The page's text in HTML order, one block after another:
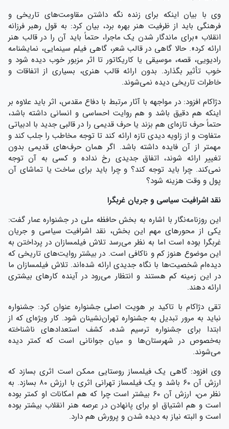
وی با بیان اینکه برای زنده نگه داشتن مقاومت‌های تاریخی و
فرهنگی باید از ظرفیت هنر بهره برد، بیان کرد: به قول رهبر فرزانه
انقلاب «برای ماندگار شدن یک ماجرا، حتماً باید آن را در قالب هنر
ارائه کرد». حالا گاهی در قالب شعر، گاهی فیلم سینمایی، نمایشنامه
رادیویی، قصه، موسیقی یا کاریکاتور تا اثر مزبور خوب دیده شود و
خوب تأثیر بگذارد. بدون ارائه قالب هنری، بسیاری از اتفاقات و
خاطرات تاریخی دیده نمی‌شوند.
دژاکام افزود: در مواجهه با آثار مرتبط با دفاع مقدس، اثر باید علاوه بر
اینکه هم دقیق باشد و هم روایت احساسی و انسانی داشته باشد،
حتماً حرف تازه‌ای هم بزند یا حرف قدیمی را در قالبی جدید با ادبیاتی
متفاوت و از زاویه دیدی تازه ارائه کند تا توجه مخاطب را جلب کند و
مهمتر از آن فایده داشته باشد. اگر همان حرف‌های قدیمی بدون
تغییر ارائه شوند، اتفاق جدیدی رخ نداده و کسی به آن توجه
نمی‌کند. چرا باید توجه کند؟ و چرا باید برای ساخت یا تماشای آن
پول و وقت هزینه شود؟
نقد اشرافیت سیاسی و جریان غربگرا
این روزنامه‌نگار با اشاره به بخش حافظه ملی در جشنواره عمار گفت:
یکی از محورهای مهم این بخش، نقد اشرافیت سیاسی و جریان
غربگرا بوده است اما به نظر می‌رسد تلاش فیلمسازان در پرداختن به
این موضوع هنوز کم و ناکافی است. در بیشتر روایت‌های تاریخی که
دیده‌ام شخصیت‌ها با نگاه جدیدی ارائه شده‌اند. تلاش فیلمسازان ما
در این زمینه کم هستند و انتظار می‌رود در آینده کارهای بیشتری
ارائه دهند.
تقی دژاکام با تاکید بر هویت اصلی جشنواره عنوان کرد: جشنواره
نباید به مرور تبدیل به جشنواره تهران‌نشینان شود. کار ویژه‌ای که از
ابتدا برای جشنواره ترسیم شده، کشف استعدادهای ناشناخته
به‌خصوص در شهرستان‌ها و میان جوانانی است که کمتر دیده
می‌شوند.
وی افزود: گاهی یک فیلمساز روستایی ممکن است اثری بسازد که
ارزش آن ۶۰ باشد و یک فیلمساز تهرانی اثری با ارزش ۸۰ بسازد. به
نظر من، ارزش آن ۶۰ بیشتر است چرا که هم امکانات او کمتر بوده
است و هم اشتیاق او برای پانهادن در عرصه هنر انقلاب بیشتر بوده
است و البته نیاز به دیده شدن و پرورش هم دارد.